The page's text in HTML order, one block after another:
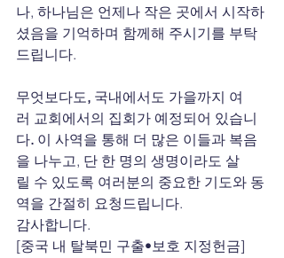
나, 하나님은 언제나 작은 곳에서 시작하
셨음을 기억하며 함께해 주시기를 부탁
드립니다.
무엇보다도, 국내에서도 가을까지 여
러 교회에서의 집회가 예정되어 있습니
다. 이 사역을 통해 더 많은 이들과 복음
을 나누고, 단 한 명의 생명이라도 살
릴 수 있도록 여러분의 중요한 기도와 동
역을 간절히 요청드립니다.
감사합니다.
[중국 내 탈북민 구출•보호 지정헌금]